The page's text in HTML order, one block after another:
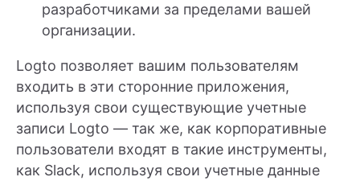
разработчиками за пределами вашей
организации.
Logto позволяет вашим пользователям
входить в эти сторонние приложения,
используя свои существующие учетные
записи Logto — так же, как корпоративные
пользователи входят в такие инструменты,
как Slack, используя свои учетные данные